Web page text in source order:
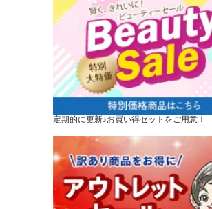
定期的に更新♪お買い得セットをご用意！